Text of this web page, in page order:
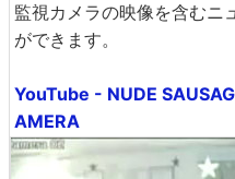
監視カメラの映像を含むニ
ができます。
YouTube - NUDE
AMERA